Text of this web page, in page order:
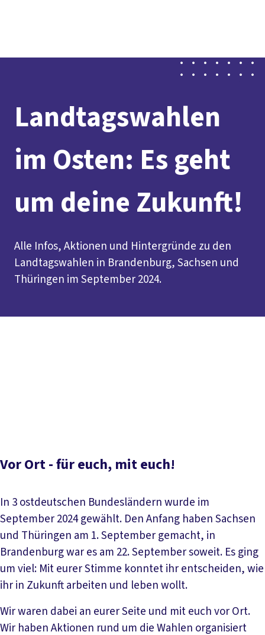
Mitmachen Politik
Landtagswahlen
im Osten: Es geht
um deine Zukunft!
Alle Infos, Aktionen und Hintergründe zu den
Landtagswahlen in Brandenburg, Sachsen und
Thüringen im September 2024.
Vor Ort - für euch, mit euch!
In 3 ostdeutschen Bundesländern wurde im
September 2024 gewählt. Den Anfang haben Sachsen
und Thüringen am 1. September gemacht, in
Brandenburg war es am 22. September soweit. Es ging
um viel: Mit eurer Stimme konntet ihr entscheiden, wie
ihr in Zukunft arbeiten und leben wollt.
Wir waren dabei an eurer Seite und mit euch vor Ort.
Wir haben Aktionen rund um die Wahlen organisiert